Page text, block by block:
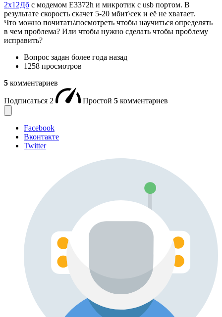
2x12Дб с модемом E3372h и микротик с usb портом. В
результате скорость скачет 5-20 мбит\сек и её не хватает.
Что можно почитать\посмотреть чтобы научиться определять
в чем проблема? Или чтобы нужно сделать чтобы проблему
исправить?
Вопрос задан более года назад
1258 просмотров
5 комментариев
Подписаться 2 Простой 5 комментариев
Facebook
Вконтакте
Twitter